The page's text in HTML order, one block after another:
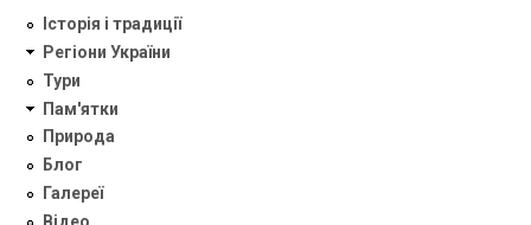
Історія і традиції
Регіони України
Тури
Пам'ятки
Природа
Блог
Галереї
Відео